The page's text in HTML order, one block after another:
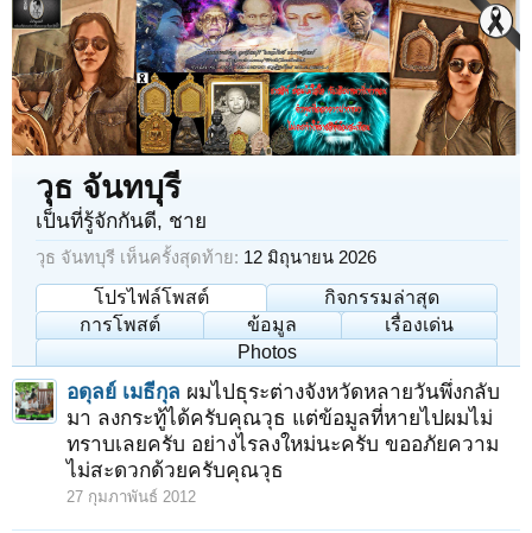
วุธ จันทบุรี
เป็นที่รู้จักกันดี, ชาย
วุธ จันทบุรี เห็นครั้งสุดท้าย: 12 มิถุนายน 2026
โปรไฟล์โพสต์
กิจกรรมล่าสุด
การโพสต์
ข้อมูล
เรื่องเด่น
Photos
อดุลย์ เมธีกุล ผมไปธุระต่างจังหวัดหลายวันพึ่งกลับ
มา ลงกระทู้ได้ครับคุณวุธ แต่ข้อมูลที่หายไปผมไม่
ทราบเลยครับ อย่างไรลงใหม่นะครับ ขออภัยความ
ไม่สะดวกด้วยครับคุณวุธ
27 กุมภาพันธ์ 2012